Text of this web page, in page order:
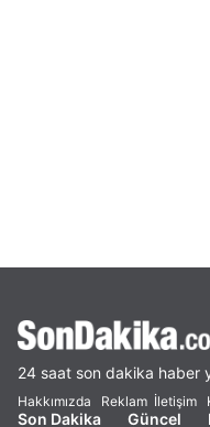
24 saat son dakika haber
Hakkımızda Reklam İletişim
Son Dakika Güncel